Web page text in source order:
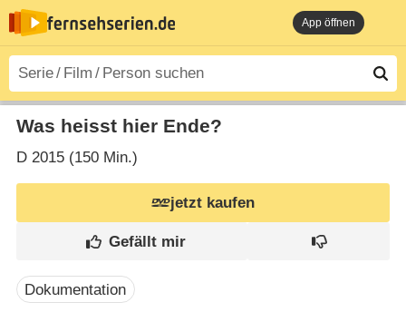
App öffnen
Was heisst hier Ende?
D2015 (150 Min.)
jetzt kaufen
Dokumentation